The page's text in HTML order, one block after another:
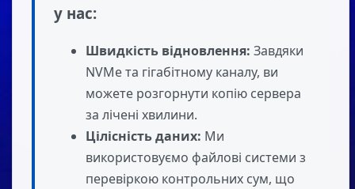
у нас:
Швидкість відновлення: Завдяки
NVMe та гігабітному каналу, ви
можете розгорнути копію сервера
за лічені хвилини.
Цілісність даних: Ми
використовуємо файлові системи з
перевіркою контрольних сум, що